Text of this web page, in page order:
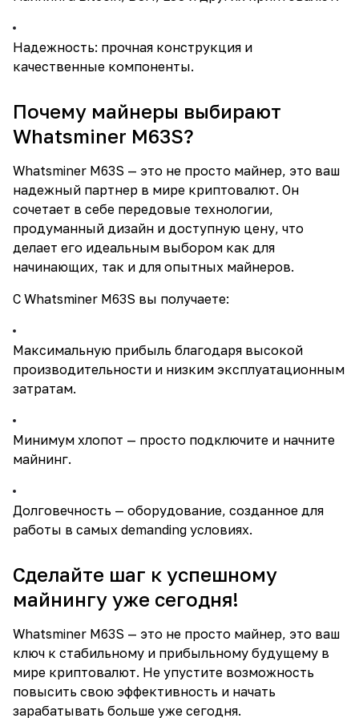
Надежность: прочная конструкция и
качественные компоненты.
Почему майнеры выбирают
Whatsminer M63S?
Whatsminer M63S — это не просто майнер, это ваш
надежный партнер в мире криптовалют. Он
сочетает в себе передовые технологии,
продуманный дизайн и доступную цену, что
делает его идеальным выбором как для
начинающих, так и для опытных майнеров.
С Whatsminer M63S вы получаете:
Максимальную прибыль благодаря высокой
производительности и низким эксплуатационным
затратам.
Минимум хлопот — просто подключите и начните
майнинг.
Долговечность — оборудование, созданное для
работы в самых demanding условиях.
Сделайте шаг к успешному
майнингу уже сегодня!
Whatsminer M63S — это не просто майнер, это ваш
ключ к стабильному и прибыльному будущему в
мире криптовалют. Не упустите возможность
повысить свою эффективность и начать
зарабатывать больше уже сегодня.